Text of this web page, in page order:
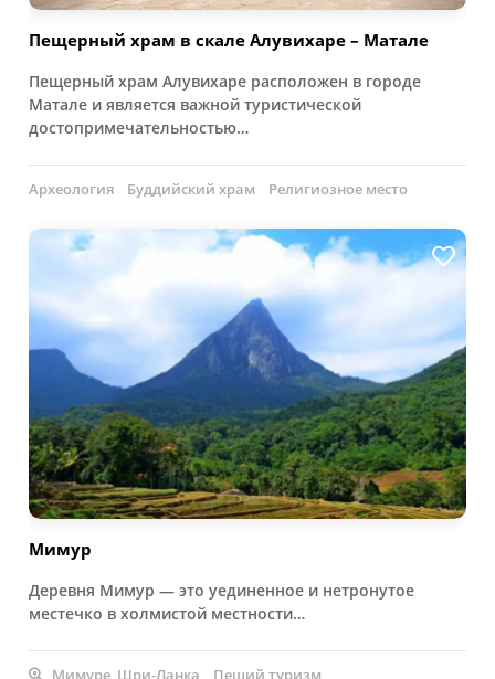
Пещерный храм в скале Алувихаре – Матале
Пещерный храм Алувихаре расположен в городе
Матале и является важной туристической
достопримечательностью…
Археология Буддийский храм Религиозное место
Мимур
Деревня Мимур — это уединенное и нетронутое
местечко в холмистой местности…
Мимуре, Шри-Ланка Пеший туризм